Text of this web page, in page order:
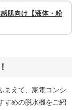
肌向け【液体・粉
まえて、家電コンシ
すめの脱水機をご紹